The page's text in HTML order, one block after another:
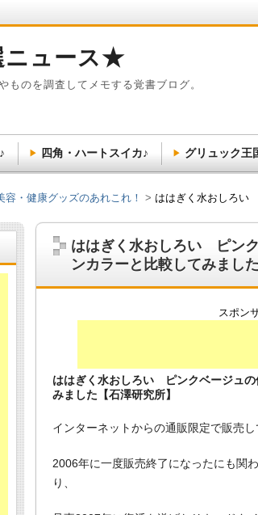
ははぎく水おしろい ピン
ンカラーと比較してみまし
スポン
ははぎく水おしろい ピンクベージュ
みました【石澤研究所】
インターネットからの通販限定で販売
2006年に一度販売終了になったにも関
り、
容・健康グッズのあれこれ！ ははぎく水おしろい
ニュース★
ものを調査してメモする覚書ブログ。
四角・ハートスイカ♪ グリュック王